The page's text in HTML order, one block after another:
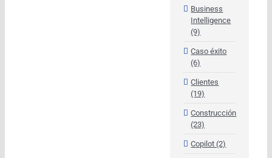
Business
Intelligence
(9)
Caso éxito
(6)
Clientes
(19)
Construcción
(23)
Copilot (2)